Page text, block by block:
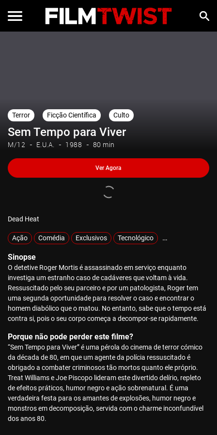
Terror Ficção Científica Culto
Sem Tempo para Viver
M/12 E.U.A. 1988 80 min
Ver Agora
Dead Heat
Ação Comédia Exclusivos Tecnológico Zombies
Sinopse
O detetive Roger Mortis é assassinado em serviço enquanto
investiga um estranho caso de cadáveres que voltam à vida.
Ressuscitado pelo seu parceiro e por um patologista, Roger tem
uma segunda oportunidade para resolver o caso e encontrar o
homem diabólico que o matou. No entanto, sabe que o tempo está
contra si, pois o seu corpo começa a decompor-se rapidamente.
Porque não pode perder este filme?
“Sem Tempo para Viver” é uma pérola do cinema de terror cómico
da década de 80, em que um agente da polícia ressuscitado é
obrigado a combater criminosos tão mortos quanto ele próprio.
Treat Williams e Joe Piscopo lideram este divertido delírio, repleto
de efeitos práticos, humor negro e ação sobrenatural. É uma
verdadeira festa para os amantes de explosões, humor negro e
monstros em decomposição, servida com o charme inconfundível
dos anos 80.